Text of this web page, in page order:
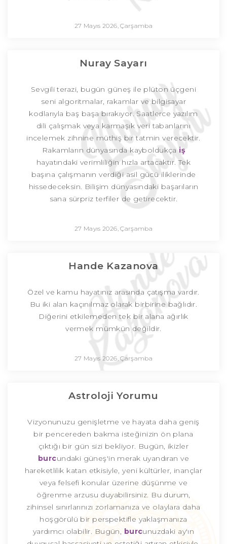
27 Mayıs 2026, Çarşamba
Nuray Sayarı
Sevgili terazi, bugün güneş ile plüton üçgeni
seni algoritmalar, rakamlar ve bilgisayar
kodlarıyla baş başa bırakıyor. Saatlerce yazılım
dili çalışmak veya karmaşık veri tabanlarını
incelemek zihnine müthiş bir tatmin verecektir.
Rakamların dünyasında kayboldukça iş
hayatındaki verimliliğin hızla artacaktır. Tek
başına çalışmanın verdiği asil gücü iliklerinde
hissedeceksin. Bilişim dünyasındaki başarıların
sana sürpriz terfiler de getirecektir.
27 Mayıs 2026, Çarşamba
Hande Kazanova
Özel ve kamu hayatınız arasında çatışma vardır.
Bu iki alan kaçınılmaz olarak birbirine bağlıdır.
Diğerini etkilemeden tek bir alana ağırlık
vermek mümkün değildir.
27 Mayıs 2026, Çarşamba
Astroloji Yorumu
Vizyonunuzu genişletme ve hayata daha geniş
bir pencereden bakma isteğinizin ön plana
çıktığı bir gün sizi bekliyor. Bugün, ikizler
burcundaki güneş'in merak uyandıran ve
hareketlilik katan etkisiyle, yeni kültürler, inançlar
veya felsefi konular üzerine düşünme ve
öğrenme arzusu duyabilirsiniz. Bu durum,
zihinsel sınırlarınızı zorlamanıza ve olaylara daha
hoşgörülü bir perspektifle yaklaşmanıza
yardımcı olabilir. Bugün, burcunuzdaki ay'ın